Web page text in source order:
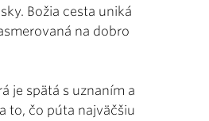
Božia cesta uniká
na dobro
je spätá s uznaním a
to, čo púta najväčšiu